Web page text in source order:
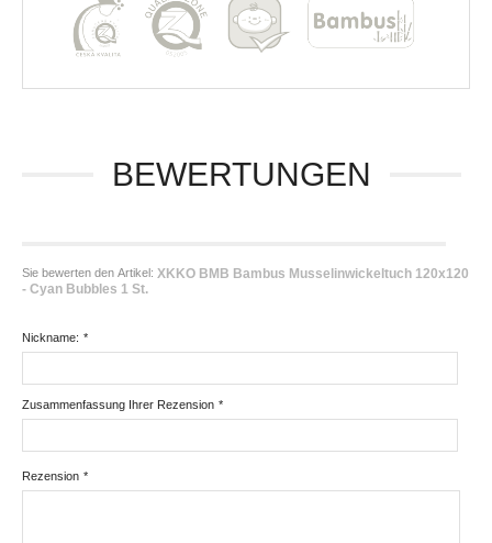
BEWERTUNGEN
Sie bewerten den Artikel: XKKO BMB Bambus Musselinwickeltuch 120x120
- Cyan Bubbles 1 St.
*
Nickname:
*
Zusammenfassung Ihrer Rezension
*
Rezension